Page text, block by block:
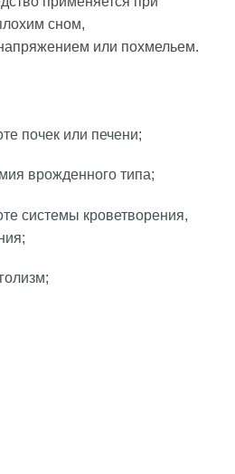
сном,
или похмельем.
почек или печени;
врожденного типа;
системы кроветворения,